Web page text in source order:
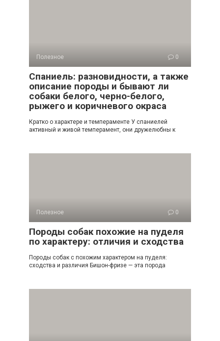
Полезное 0
Спаниель: разновидности, а также
описание породы и бывают ли
собаки белого, черно-белого,
рыжего и коричневого окраса
Кратко о характере и темпераменте У спаниелей
активный и живой темперамент, они дружелюбны к
Полезное 0
Породы собак похожие на пуделя
по характеру: отличия и сходства
Породы собак с похожим характером на пуделя:
сходства и различия Бишон-фризе — эта порода